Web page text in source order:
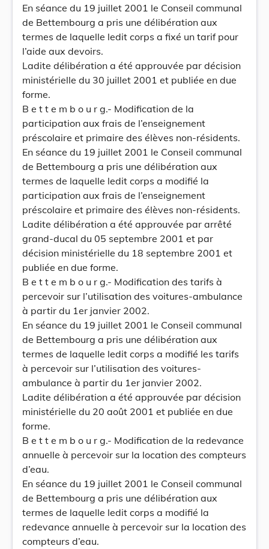
En séance du 19 juillet 2001 le Conseil communal
de Bettembourg a pris une délibération aux
termes de laquelle ledit corps a fixé un tarif pour
l’aide aux devoirs.
Ladite délibération a été approuvée par décision
ministérielle du 30 juillet 2001 et publiée en due
forme.
B e t t e m b o u r g.- Modification de la
participation aux frais de l’enseignement
préscolaire et primaire des élèves non-résidents.
En séance du 19 juillet 2001 le Conseil communal
de Bettembourg a pris une délibération aux
termes de laquelle ledit corps a modifié la
participation aux frais de l’enseignement
préscolaire et primaire des élèves non-résidents.
Ladite délibération a été approuvée par arrêté
grand-ducal du 05 septembre 2001 et par
décision ministérielle du 18 septembre 2001 et
publiée en due forme.
B e t t e m b o u r g.- Modification des tarifs à
percevoir sur l’utilisation des voitures-ambulance
à partir du 1er janvier 2002.
En séance du 19 juillet 2001 le Conseil communal
de Bettembourg a pris une délibération aux
termes de laquelle ledit corps a modifié les tarifs
à percevoir sur l’utilisation des voitures-
ambulance à partir du 1er janvier 2002.
Ladite délibération a été approuvée par décision
ministérielle du 20 août 2001 et publiée en due
forme.
B e t t e m b o u r g.- Modification de la redevance
annuelle à percevoir sur la location des compteurs
d’eau.
En séance du 19 juillet 2001 le Conseil communal
de Bettembourg a pris une délibération aux
termes de laquelle ledit corps a modifié la
redevance annuelle à percevoir sur la location des
compteurs d’eau.